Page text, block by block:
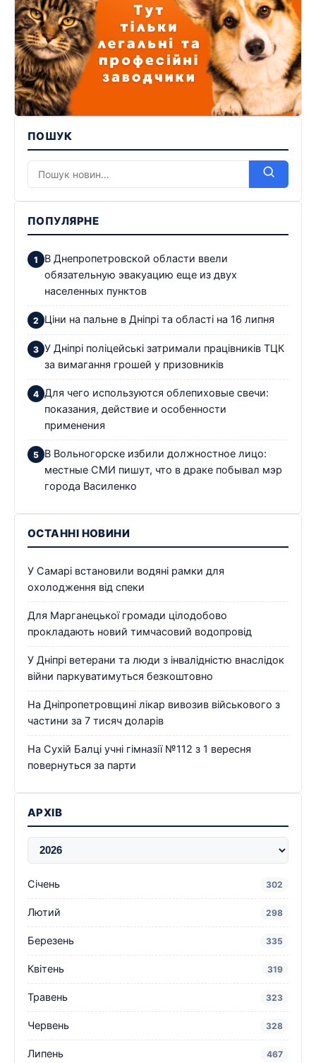
ПОШУК
ПОПУЛЯРНЕ
В Днепропетровской области ввели
обязательную эвакуацию еще из двух
населенных пунктов
Ціни на пальне в Дніпрі та області на 16 липня
У Дніпрі поліцейські затримали працівників ТЦК
за вимагання грошей у призовників
Для чего используются облепиховые свечи:
показания, действие и особенности
применения
В Вольногорске избили должностное лицо:
местные СМИ пишут, что в драке побывал мэр
города Василенко
ОСТАННІ НОВИНИ
У Самарі встановили водяні рамки для
охолодження від спеки
Для Марганецької громади цілодобово
прокладають новий тимчасовий водопровід
У Дніпрі ветерани та люди з інвалідністю внаслідок
війни паркуватимуться безкоштовно
На Дніпропетровщині лікар вивозив військового з
частини за 7 тисяч доларів
На Сухій Балці учні гімназії №112 з 1 вересня
повернуться за парти
АРХІВ
Січень 302
Лютий 298
Березень 335
Квітень 319
Травень 323
Червень 328
Липень 467